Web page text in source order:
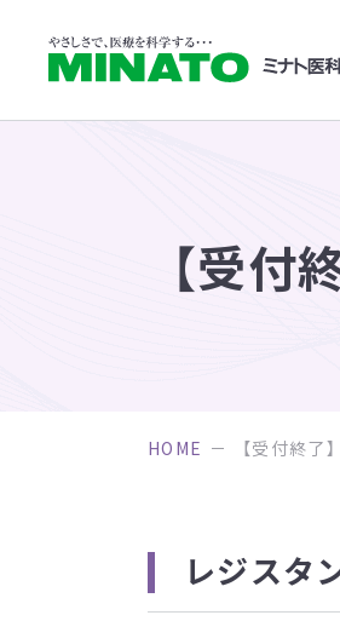
【受
HOME 【受付終了
レジスタ